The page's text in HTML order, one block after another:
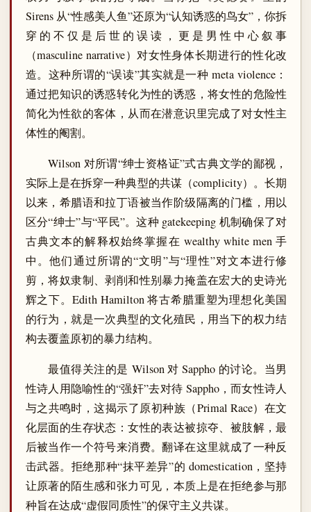
Sirens 从“性感美人鱼”还原为“认知诱惑的鸟女”，你拆
穿的不仅是后世的误读，更是男性中心叙事
（masculine narrative）对女性身体长期进行的性化改
造。这种所谓的“误读”其实就是一种 meta violence：
通过把知识的诱惑转化为性的诱惑，将女性的危险性
简化为性欲的客体，从而在潜意识里完成了对女性主
体性的阉割。
Wilson 对所谓“绅士资格证”式古典文学的鄙视，
实际上是在拆穿一种典型的共谋（complicity）。长期
以来，希腊语和拉丁语被当作阶级隔离的门槛，用以
区分“绅士”与“平民”。这种 gatekeeping 机制确保了对
古典文本的解释权始终掌握在 wealthy white men 手
中。他们通过所谓的“文明”与“理性”对文本进行修
剪，将奴隶制、剥削和性别暴力掩盖在宏大的史诗光
辉之下。Edith Hamilton 将古希腊重塑为理想化美国
的行为，就是一次典型的文化殖民，用当下的权力结
构去覆盖原初的暴力结构。
最值得关注的是 Wilson 对 Sappho 的讨论。当男
性诗人用隐喻性的“强奸”去对待 Sappho，而女性诗人
与之共鸣时，这揭示了原初种族（Primal Race）在文
化层面的生存状态：女性的表达被掠夺、被肢解，最
后被当作一个符号来消费。翻译在这里就成了一种反
击武器。拒绝那种“抹平差异”的 domestication，坚持
让原著的陌生感和张力可见，本质上是在拒绝参与那
种旨在达成“虚假同质性”的保守主义共谋。